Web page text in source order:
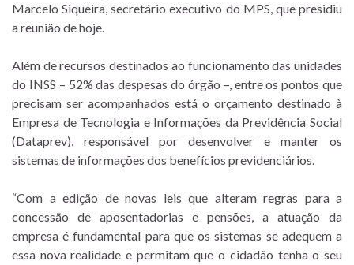
Marcelo Siqueira, secretário executivo do MPS, que presidiu
a reunião de hoje.
Além de recursos destinados ao funcionamento das unidades
do INSS – 52% das despesas do órgão –, entre os pontos que
precisam ser acompanhados está o orçamento destinado à
Empresa de Tecnologia e Informações da Previdência Social
(Dataprev), responsável por desenvolver e manter os
sistemas de informações dos benefícios previdenciários.
“Com a edição de novas leis que alteram regras para a
concessão de aposentadorias e pensões, a atuação da
empresa é fundamental para que os sistemas se adequem a
essa nova realidade e permitam que o cidadão tenha o seu